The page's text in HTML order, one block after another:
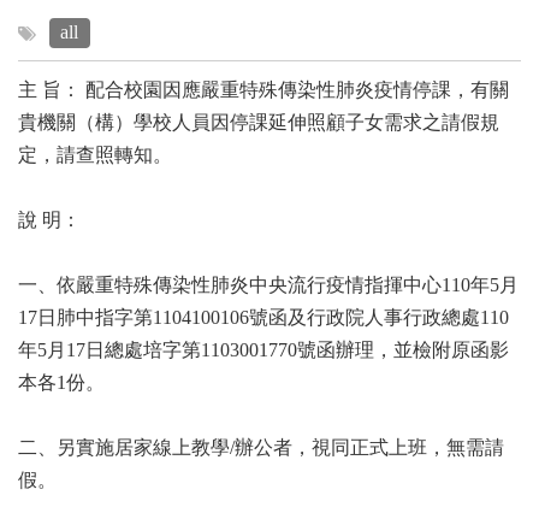
all
主 旨： 配合校園因應嚴重特殊傳染性肺炎疫情停課，有關
貴機關（構）學校人員因停課延伸照顧子女需求之請假規
定，請查照轉知。
說 明：
一、依嚴重特殊傳染性肺炎中央流行疫情指揮中心110年5月
17日肺中指字第1104100106號函及行政院人事行政總處110
年5月17日總處培字第1103001770號函辦理，並檢附原函影
本各1份。
二、另實施居家線上教學/辦公者，視同正式上班，無需請
假。